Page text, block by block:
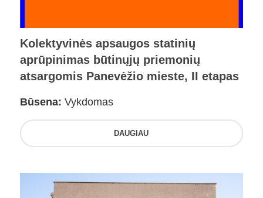
Kolektyvinės apsaugos statinių
aprūpinimas būtinųjų priemonių
atsargomis Panevėžio mieste, II etapas
Būsena: Vykdomas
DAUGIAU